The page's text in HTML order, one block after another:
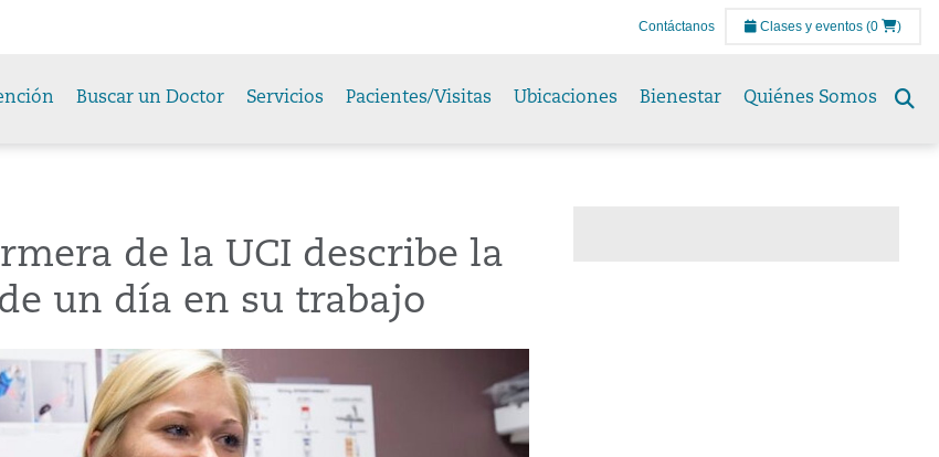
Contáctanos Clases y eventos (0 )
Buscar un Doctor Servicios Pacientes/Visitas Ubicaciones Bienestar Quiénes Somos
de la UCI describe la
un día en su trabajo